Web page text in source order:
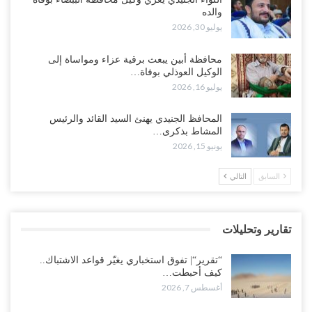
أغسطس 6, 2026
للسعودية بشأن النفط..!
أغسطس 6, 2026
“تقرير“| عرب جورنال: استقالة مدير مكتب العليمي.. هل دخلت سلطة
الرئاسي مرحلة التفكك المؤسسي..!
أغسطس 5, 2026
حضرموت على حافة الانفجار.. اشتباكات قبلية مع فصائل سعودية
وسط معركة سعودية لإسقاط آخر معاقل الزبيدي.. القبائل تستنفر و”درع
الوطن” تبدأ الانتشار..!
أغسطس 5, 2026
خلافات الرواتب تشعل مواجهة داخل معسكر التحالف… والإصلاح يصعّد
والده
يوليو 30, 2026
محافظة أبين يبعث برقية عزاء ومواساة إلى
الوكيل العوذلي بوفاة…
يوليو 16, 2026
المحافظ الجنيدي يهنئ السيد القائد والرئيس
المشاط بذكرى…
يونيو 15, 2026
السابق التالي
تقارير وتحليلات
“تقرير“| تفوق استخباري يغيّر قواعد الاشتباك..
كيف أحبطت…
أغسطس 7, 2026